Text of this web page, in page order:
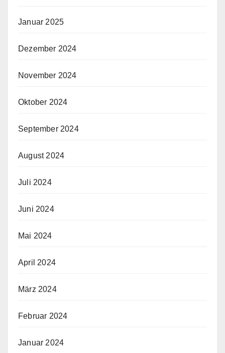
Januar 2025
Dezember 2024
November 2024
Oktober 2024
September 2024
August 2024
Juli 2024
Juni 2024
Mai 2024
April 2024
März 2024
Februar 2024
Januar 2024